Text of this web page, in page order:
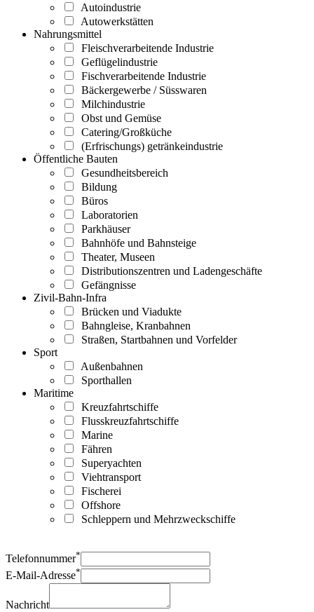
Autoindustrie
Autowerkstätten
Nahrungsmittel
Fleischverarbeitende Industrie
Geflügelindustrie
Fischverarbeitende Industrie
Bäckergewerbe / Süsswaren
Milchindustrie
Obst und Gemüse
Catering/Großküche
(Erfrischungs) getränkeindustrie
Öffentliche Bauten
Gesundheitsbereich
Bildung
Büros
Laboratorien
Parkhäuser
Bahnhöfe und Bahnsteige
Theater, Museen
Distributionszentren und Ladengeschäfte
Gefängnisse
Zivil-Bahn-Infra
Brücken und Viadukte
Bahngleise, Kranbahnen
Straßen, Startbahnen und Vorfelder
Sport
Außenbahnen
Sporthallen
Maritime
Kreuzfahrtschiffe
Flusskreuzfahrtschiffe
Marine
Fähren
Superyachten
Viehtransport
Fischerei
Offshore
Schleppern und Mehrzweckschiffe
Telefonnummer*
E-Mail-Adresse*
Nachricht